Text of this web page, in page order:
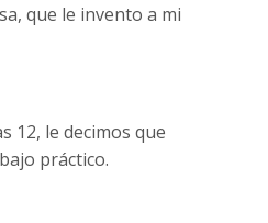
que le invento a mi
12, le decimos que
práctico.